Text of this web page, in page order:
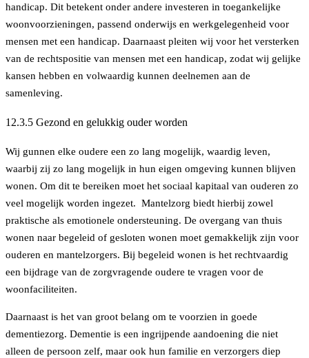
handicap. Dit betekent onder andere investeren in toegankelijke
woonvoorzieningen, passend onderwijs en werkgelegenheid voor
mensen met een handicap. Daarnaast pleiten wij voor het versterken
van de rechtspositie van mensen met een handicap, zodat wij gelijke
kansen hebben en volwaardig kunnen deelnemen aan de
samenleving.
12.3.5 Gezond en gelukkig ouder worden
Wij gunnen elke oudere een zo lang mogelijk, waardig leven,
waarbij zij zo lang mogelijk in hun eigen omgeving kunnen blijven
wonen. Om dit te bereiken moet het sociaal kapitaal van ouderen zo
veel mogelijk worden ingezet. Mantelzorg biedt hierbij zowel
praktische als emotionele ondersteuning. De overgang van thuis
wonen naar begeleid of gesloten wonen moet gemakkelijk zijn voor
ouderen en mantelzorgers. Bij begeleid wonen is het rechtvaardig
een bijdrage van de zorgvragende oudere te vragen voor de
woonfaciliteiten.
Daarnaast is het van groot belang om te voorzien in goede
dementiezorg. Dementie is een ingrijpende aandoening die niet
alleen de persoon zelf, maar ook hun familie en verzorgers diep